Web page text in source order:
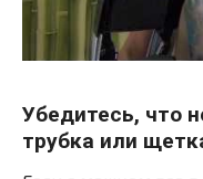
Убедитесь, что
трубка или